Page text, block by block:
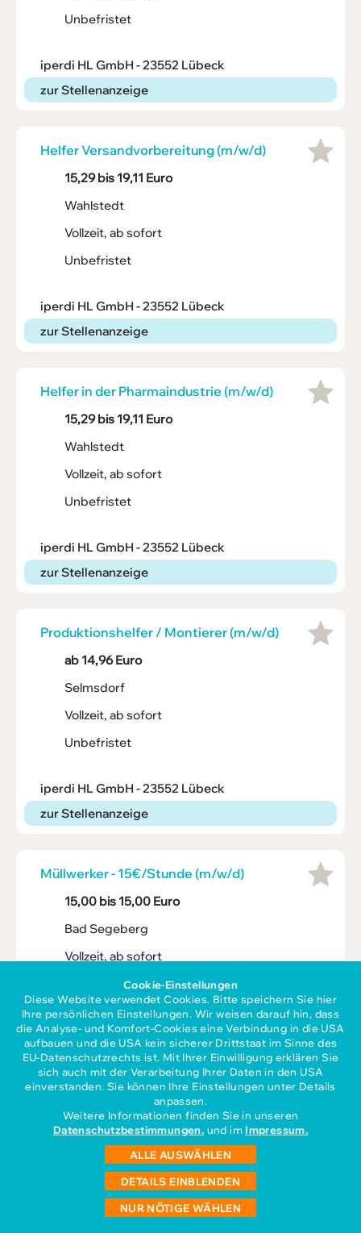
Cookie-Einstellungen
Diese Website verwendet Cookies. Bitte speichern Sie hier
Ihre persönlichen Einstellungen. Wir weisen darauf hin, dass
die Analyse- und Komfort-Cookies eine Verbindung in die USA
aufbauen und die USA kein sicherer Drittstaat im Sinne des
EU-Datenschutzrechts ist. Mit Ihrer Einwilligung erklären Sie
sich auch mit der Verarbeitung Ihrer Daten in den USA
einverstanden. Sie können Ihre Einstellungen unter Details
anpassen.
Weitere Informationen finden Sie in unseren
Datenschutzbestimmungen. und im Impressum.
ALLE AUSWÄHLEN
DETAILS EINBLENDEN
NUR NÖTIGE WÄHLEN
Unbefristet
iperdi HL GmbH - 23552 Lübeck
zur Stellenanzeige
Helfer Versand­vor­be­rei­tung (m/w/d)
15,29 bis 19,11 Euro
Wahlstedt
Vollzeit, ab sofort
Unbefristet
iperdi HL GmbH - 23552 Lübeck
zur Stellenanzeige
Helfer in der Phar­ma­in­dus­trie (m/w/d)
15,29 bis 19,11 Euro
Wahlstedt
Vollzeit, ab sofort
Unbefristet
iperdi HL GmbH - 23552 Lübeck
zur Stellenanzeige
Produk­ti­ons­helfer / Montierer (m/w/d)
ab 14,96 Euro
Selmsdorf
Vollzeit, ab sofort
Unbefristet
iperdi HL GmbH - 23552 Lübeck
zur Stellenanzeige
Müll­werker - 15€/Stunde (m/w/d)
15,00 bis 15,00 Euro
Bad Segeberg
Vollzeit, ab sofort
Unbefristet
iperdi HL GmbH - 23552 Lübeck
zur Stellenanzeige
Metall­bauer - Konstruk­ti­ons­technik
(m/w/d)
ab 17,65 Euro
Vollzeit, ab sofort